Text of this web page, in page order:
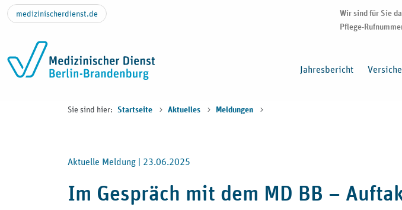
Zum Inhalt springen
medizinischerdienst.de Wir sind für Sie da
Pflege-
Jahresbericht
(Öffnet in neuem Fenster)
Sie sind hier: Startseite Aktuelles Meldungen
Aktuelle Meldung | 23.06.2025
Im Gespräch mit dem MD BB –